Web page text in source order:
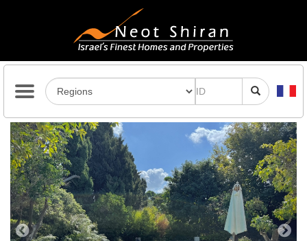
Previous Next